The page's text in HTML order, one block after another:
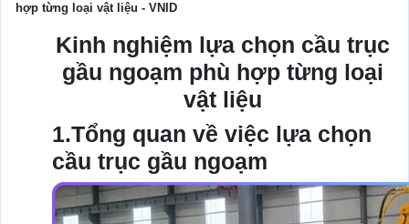
hợp từng loại vật liệu - VNID
Kinh nghiệm lựa chọn cầu trục
gầu ngoạm phù hợp từng loại
vật liệu
1.Tổng quan về việc lựa chọn
cầu trục gầu ngoạm